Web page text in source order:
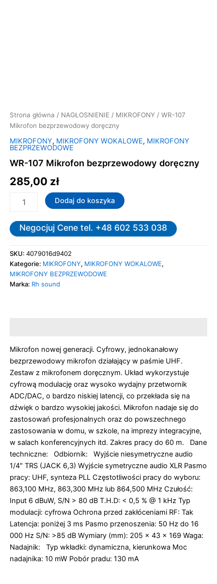
Strona główna / NAGŁOSNIENIE / MIKROFONY / WR-107
Mikrofon bezprzewodowy doręczny
MIKROFONY, MIKROFONY WOKALOWE, MIKROFONY
BEZPRZEWODOWE
WR-107 Mikrofon bezprzewodowy doręczny
285,00 zł
Dodaj do koszyka
Negocjuj Cene tel. +48 602 533 038
SKU: 4079016d9402
Kategorie: MIKROFONY, MIKROFONY WOKALOWE,
MIKROFONY BEZPRZEWODOWE
Marka: Rh sound
Mikrofon nowej generacji. Cyfrowy, jednokanałowy
bezprzewodowy mikrofon działający w paśmie UHF.
Zestaw z mikrofonem doręcznym. Układ wykorzystuje
cyfrową modulację oraz wysoko wydajny przetwornik
ADC/DAC, o bardzo niskiej latencji, co przekłada się na
dźwięk o bardzo wysokiej jakości. Mikrofon nadaje się do
zastosowań profesjonalnych oraz do powszechnego
zastosowania w domu, w szkole, na imprezy integracyjne,
w salach konferencyjnych itd. Zakres pracy do 60 m. Dane
techniczne: Odbiornik: Wyjście niesymetryczne audio
1/4″ TRS (JACK 6,3) Wyjście symetryczne audio XLR Pasmo
pracy: UHF, synteza PLL Częstotliwości pracy do wyboru:
863,100 MHz, 863,300 MHz lub 864,500 MHz Czułość:
Input 6 dBuW, S/N > 80 dB T.H.D: < 0,5 % @ 1 kHz Typ
modulacji: cyfrowa Ochrona przed zakłóceniami RF: Tak
Latencja: poniżej 3 ms Pasmo przenoszenia: 50 Hz do 16
000 Hz S/N: >85 dB Wymiary (mm): 205 x 43 x 169 Waga:
Nadajnik: Typ wkładki: dynamiczna, kierunkowa Moc
nadajnika: 10 mW Pobór pradu: 130 mA